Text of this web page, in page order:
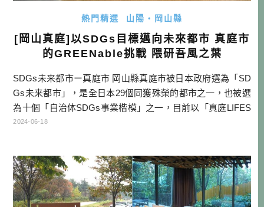
熱門精選 山陽・岡山縣
[岡山真庭]以SDGs目標邁向未來都市 真庭市
的GREENable挑戰 隈研吾風之葉
SDGs未来都市ー真庭市 岡山縣真庭市被日本政府選為「SD
Gs未来都市」，是全日本29個同獲殊榮的都市之一，也被選
為十個「自治体SDGs事業楷模」之一，目前以「真庭LIFES
TYLE(多樣性的真庭豐饒生活)」作為都市發展的目標。比起
質發電，取代高汙染能源，並發展對於環境更友善的CLT(直
[…]…
2024-06-18